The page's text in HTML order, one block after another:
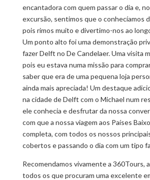
encantadora com quem passar o dia e,
excursão, sentimos que o conhecíamos
pois rimos muito e divertimo-nos ao
Um ponto alto foi uma demonstração
fazer Delft no De Candelaer. Uma visita
pois eu estava numa missão para
saber que era de uma pequena loja
ainda mais apreciada! Um destaque
na cidade de Delft com o Michael num
ele conhecia e desfrutar da nossa
com que a nossa viagem aos Países
completa, com todos os nossos
cobertos e passando o dia com um tipo
Recomendamos vivamente a 360Tours,
todos os que procuram uma excelente